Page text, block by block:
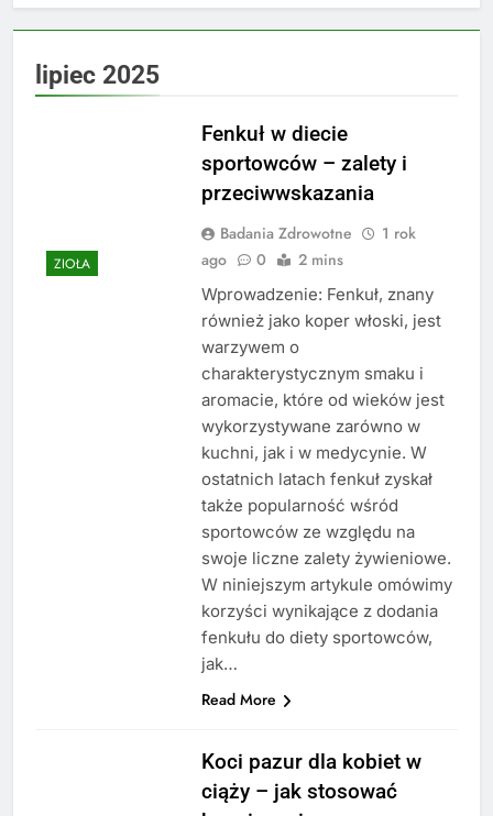
lipiec 2025
ZIOŁA
Fenkuł w diecie
sportowców – zalety i
przeciwwskazania
Badania Zdrowotne
1 rok
ago
0 2 mins
Wprowadzenie: Fenkuł, znany
również jako koper włoski, jest
warzywem o
charakterystycznym smaku i
aromacie, które od wieków jest
wykorzystywane zarówno w
kuchni, jak i w medycynie. W
ostatnich latach fenkuł zyskał
także popularność wśród
sportowców ze względu na
swoje liczne zalety żywieniowe.
W niniejszym artykule omówimy
korzyści wynikające z dodania
fenkułu do diety sportowców,
jak…
Read More
Koci pazur dla kobiet w
ciąży – jak stosować